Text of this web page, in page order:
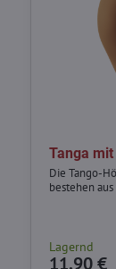
Tanga
Die Tango-
bestehen
Lagernd
11,90 €